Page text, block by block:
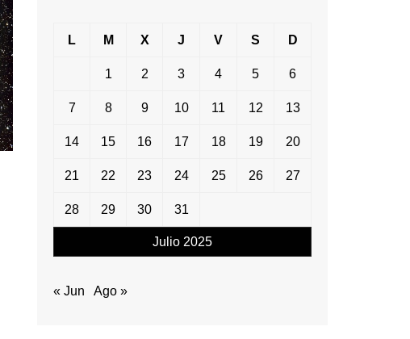
Julio 2025
L M X J V S D
1 2 3 4 5 6
7 8 9 10 11 12 13
14 15 16 17 18 19 20
21 22 23 24 25 26 27
28 29 30 31
« Jun Ago »